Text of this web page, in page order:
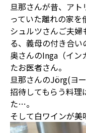
旦那さんが昔、ア
っていた離れの家を
シュルツさんご夫
る、義母の付き合い
奥さんのInga（イン
たお医者さん。
旦那さんのJörg(ヨ
招待してもらう料理
た…。
そして白ワインが美